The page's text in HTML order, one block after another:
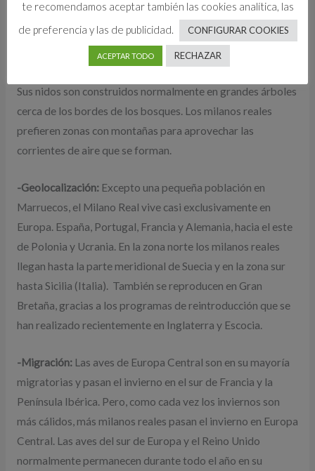
-Edad:Puede llegar a vivir 38 años en cautividad , aunque
en libertad no suelen pasar de los 30 años
Sus nidos son construidos normalmente en grandes árboles
cerca de los bordes de los bosques. Los milanos reales
prefieren zonas con montañas para aprovechar las
corrientes de aire que se forman.
-Geolocalización:Excepto una pequeña población en
Marruecos, el Milano Real vive casi exclusivamente en
Europa. España, Portugal, Francia y Alemania, hacia el este
de Polonia y Ucrania. En la zona norte los milanos reales
llegan hasta la parte meridional de Suecia y en la zona sur
hasta Sicilia (Italia). También se reproducen en Gran
Bretaña, gracias a los programas de reintroducción que se
han realizado recientemente en Inglaterra y Escocia.
-Migración:Las aves de Europa Central son en su mayoría
migratorias y pasan el invierno en el sur de Francia y la
Península Ibérica. Pero, como cada vez los inviernos son
más cálidos, más milanos reales pasan el invierno en Europa
Central. Las aves del sur de Europa y el Reino Unido
normalmente permanecen durante todo el año en su
te recomendamos aceptar también las cookies analítica, las
de preferencia y las de publicidad.
CONFIGURAR COOKIES
ACEPTAR TODO RECHAZAR